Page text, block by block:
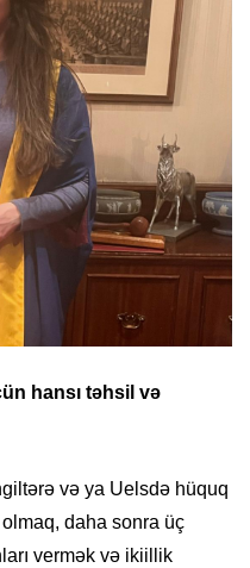
hansı təhsil və
və ya Uelsdə hüquq
daha sonra üç
vermək və ikiillik